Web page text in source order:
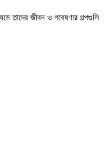
তাদের জীবন ও গবেষণার গল্পগুলি